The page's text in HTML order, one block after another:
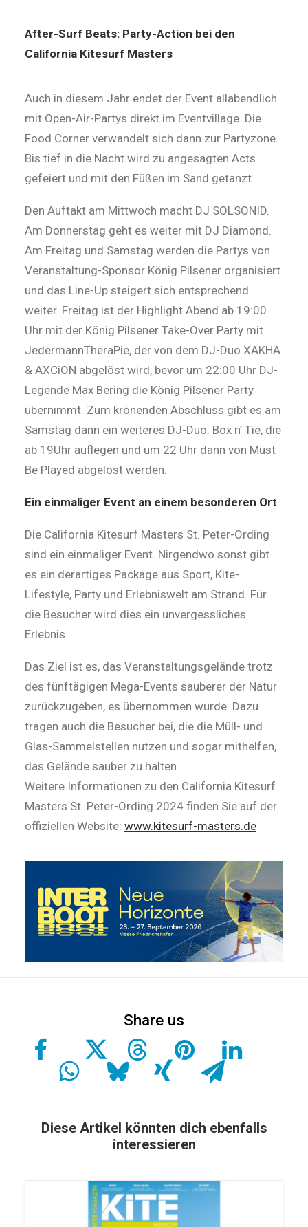
After-Surf Beats: Party-Action bei den
California Kitesurf Masters
Auch in diesem Jahr endet der Event allabendlich
mit Open-Air-Partys direkt im Eventvillage. Die
Food Corner verwandelt sich dann zur Partyzone.
Bis tief in die Nacht wird zu angesagten Acts
gefeiert und mit den Füßen im Sand getanzt.
Den Auftakt am Mittwoch macht DJ SOLSONID.
Am Donnerstag geht es weiter mit DJ Diamond.
Am Freitag und Samstag werden die Partys von
Veranstaltung-Sponsor König Pilsener organisiert
und das Line-Up steigert sich entsprechend
weiter. Freitag ist der Highlight Abend ab 19:00
Uhr mit der König Pilsener Take-Over Party mit
JedermannTheraPie, der von dem DJ-Duo XAKHA
& AXCiON abgelöst wird, bevor um 22:00 Uhr DJ-
Legende Max Bering die König Pilsener Party
übernimmt. Zum krönenden Abschluss gibt es am
Samstag dann ein weiteres DJ-Duo: Box n’ Tie, die
ab 19Uhr auflegen und um 22 Uhr dann von Must
Be Played abgelöst werden.
Ein einmaliger Event an einem besonderen Ort
Die California Kitesurf Masters St. Peter-Ording
sind ein einmaliger Event. Nirgendwo sonst gibt
es ein derartiges Package aus Sport, Kite-
Lifestyle, Party und Erlebniswelt am Strand. Für
die Besucher wird dies ein unvergessliches
Erlebnis.
Das Ziel ist es, das Veranstaltungsgelände trotz
des fünftägigen Mega-Events sauberer der Natur
zurückzugeben, es übernommen wurde. Dazu
tragen auch die Besucher bei, die die Müll- und
Glas-Sammelstellen nutzen und sogar mithelfen,
das Gelände sauber zu halten.
Weitere Informationen zu den California Kitesurf
Masters St. Peter-Ording 2024 finden Sie auf der
offiziellen Website: www.kitesurf-masters.de
Diese Artikel könnten dich ebenfalls
interessieren